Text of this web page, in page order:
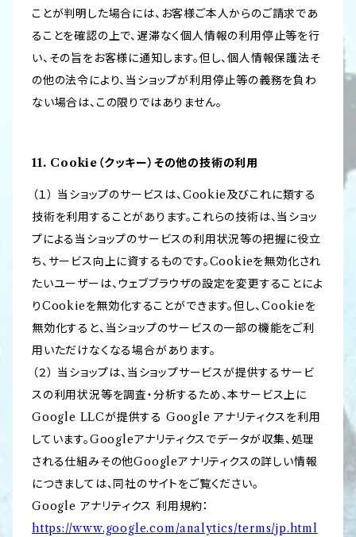
ことが判明した場合には、お客様ご本人からのご請求であ
ることを確認の上で、遅滞なく個人情報の利用停止等を行
い、その旨をお客様に通知します。但し、個人情報保護法そ
の他の法令により、当ショップが利用停止等の義務を負わ
ない場合は、この限りではありません。
11. Cookie（クッキー）その他の技術の利用
（１） 当ショップのサービスは、Cookie及びこれに類する
技術を利用することがあります。これらの技術は、当ショッ
プによる当ショップのサービスの利用状況等の把握に役立
ち、サービス向上に資するものです。Cookieを無効化され
たいユーザーは、ウェブブラウザの設定を変更することによ
りCookieを無効化することができます。但し、Cookieを
無効化すると、当ショップのサービスの一部の機能をご利
用いただけなくなる場合があります。
（２） 当ショップは、当ショップサービスが提供するサービ
スの利用状況等を調査・分析するため、本サービス上に
Google LLCが提供する Google アナリティクスを利用
しています。Googleアナリティクスでデータが収集、処理
される仕組みその他Googleアナリティクスの詳しい情報
につきましては、同社のサイトをご覧ください。
Google アナリティクス 利用規約：
https://www.google.com/analytics/terms/jp.html